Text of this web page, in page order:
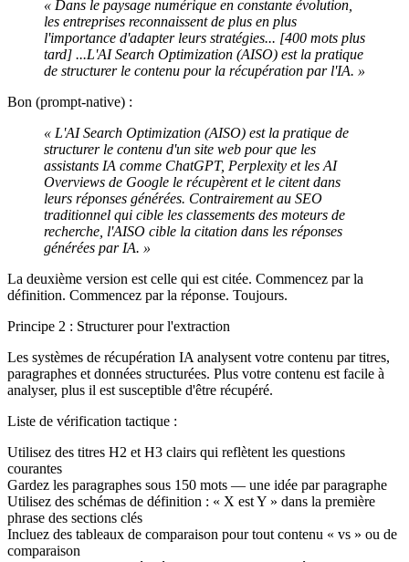
« Dans le paysage numérique en constante évolution,
les entreprises reconnaissent de plus en plus
l'importance d'adapter leurs stratégies... [400 mots plus
tard] ...L'AI Search Optimization (AISO) est la pratique
de structurer le contenu pour la récupération par l'IA. »
Bon (prompt-native) :
« L'AI Search Optimization (AISO) est la pratique de
structurer le contenu d'un site web pour que les
assistants IA comme ChatGPT, Perplexity et les AI
Overviews de Google le récupèrent et le citent dans
leurs réponses générées. Contrairement au SEO
traditionnel qui cible les classements des moteurs de
recherche, l'AISO cible la citation dans les réponses
générées par IA. »
La deuxième version est celle qui est citée. Commencez par la
définition. Commencez par la réponse. Toujours.
Principe 2 : Structurer pour l'extraction
Les systèmes de récupération IA analysent votre contenu par titres,
paragraphes et données structurées. Plus votre contenu est facile à
analyser, plus il est susceptible d'être récupéré.
Liste de vérification tactique :
Utilisez des titres H2 et H3 clairs qui reflètent les questions
courantes
Gardez les paragraphes sous 150 mots — une idée par paragraphe
Utilisez des schémas de définition : « X est Y » dans la première
phrase des sections clés
Incluez des tableaux de comparaison pour tout contenu « vs » ou de
comparaison